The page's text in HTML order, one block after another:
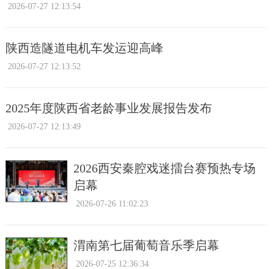
2026-07-27 12:13:54
陕西造隧道电机车发运迎高峰
2026-07-27 12:13:52
2025年度陕西省老龄事业发展报告发布
2026-07-27 12:13:49
2026西安秦腔戏迷擂台赛预热专场
启幕
2026-07-26 11:02:23
渭南第七届葡萄音乐季启幕
2026-07-25 12:36:34